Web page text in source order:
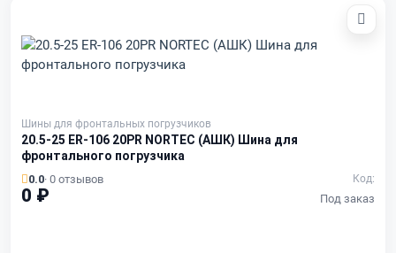
Шины для фронтальных погрузчиков
20.5-25 ER-106 20PR NORTEC (АШК) Шина для
фронтального погрузчика
0.0· 0 отзывов Код:
0 ₽ Под заказ